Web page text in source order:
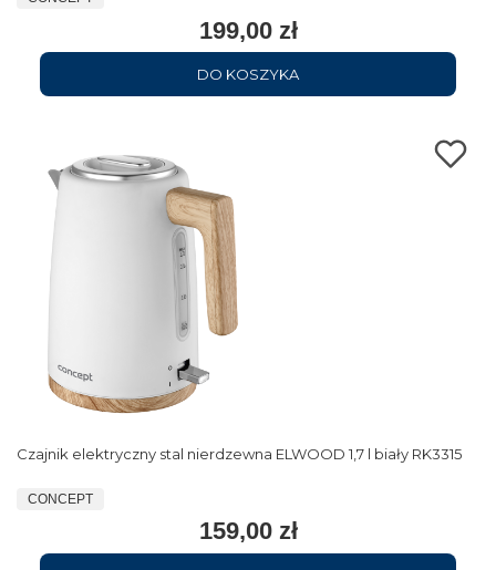
199,00 zł
DO KOSZYKA
Czajnik elektryczny stal nierdzewna ELWOOD 1,7 l biały RK3315
CONCEPT
159,00 zł